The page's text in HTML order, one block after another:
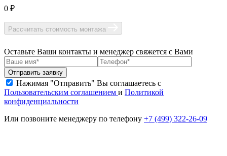
0 ₽
Рассчитать стоимость монтажа
Оставьте Ваши контакты и менеджер свяжется с Вами
Нажимая "Отправить" Вы соглашаетесь с
Пользовательским соглашением и Политикой
конфиденциальности
Или позвоните менеджеру по телефону +7 (499) 322-26-09